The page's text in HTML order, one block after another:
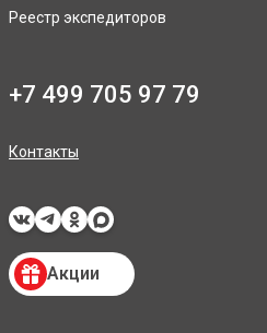
Реестр экспедиторов
+7 499 705 97 79
Контакты
Акции